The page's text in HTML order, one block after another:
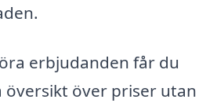
erbjudanden får du
översikt över priser utan